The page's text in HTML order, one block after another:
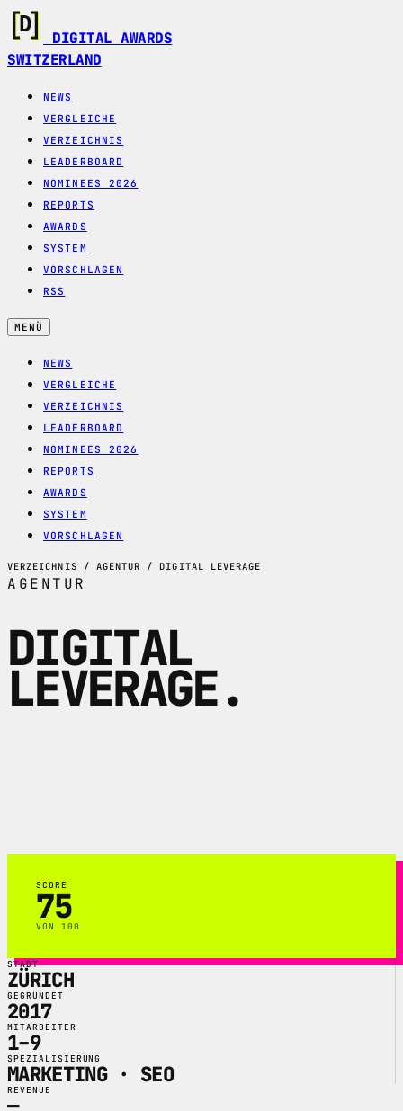
DIGITAL AWARDS
SWITZERLAND
NEWS
VERGLEICHE
VERZEICHNIS
LEADERBOARD
NOMINEES 2026
REPORTS
AWARDS
SYSTEM
VORSCHLAGEN
RSS
MENÜ
NEWS
VERGLEICHE
VERZEICHNIS
LEADERBOARD
NOMINEES 2026
REPORTS
AWARDS
SYSTEM
VORSCHLAGEN
VERZEICHNIS / AGENTUR / DIGITAL LEVERAGE
AGENTUR
DIGITAL
LEVERAGE.
SCORE
75
VON 100
STADT
ZÜRICH
GEGRÜNDET
2017
MITARBEITER
1–9
SPEZIALISIERUNG
MARKETING · SEO
REVENUE
—